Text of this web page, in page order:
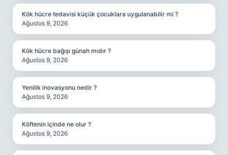
Kök hücre tedavisi küçük çocuklara uygulanabilir mi ?
Ağustos 9, 2026
Kök hücre bağışı günah mıdır ?
Ağustos 9, 2026
Yenilik inovasyonu nedir ?
Ağustos 9, 2026
Köftenin içinde ne olur ?
Ağustos 9, 2026